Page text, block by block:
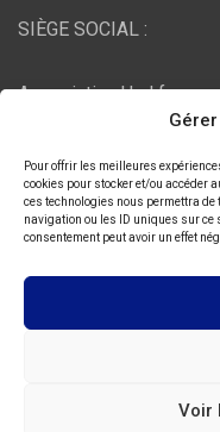
Pour offrir les meilleures
cookies pour stocker et/ou accéder
ces technologies nous permettra
navigation ou les ID uniques sur ce
consentement peut avoir un effet
Voir
SIÈGE SOCIAL :
Association Ural
Bujaleuf, 87460 Bujaleuf
HÉBERGEMENT :
, Chemin des
Fièrement